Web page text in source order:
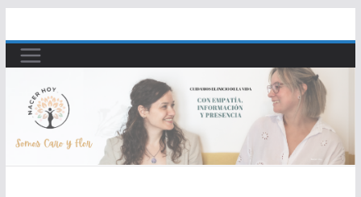
al
contenido